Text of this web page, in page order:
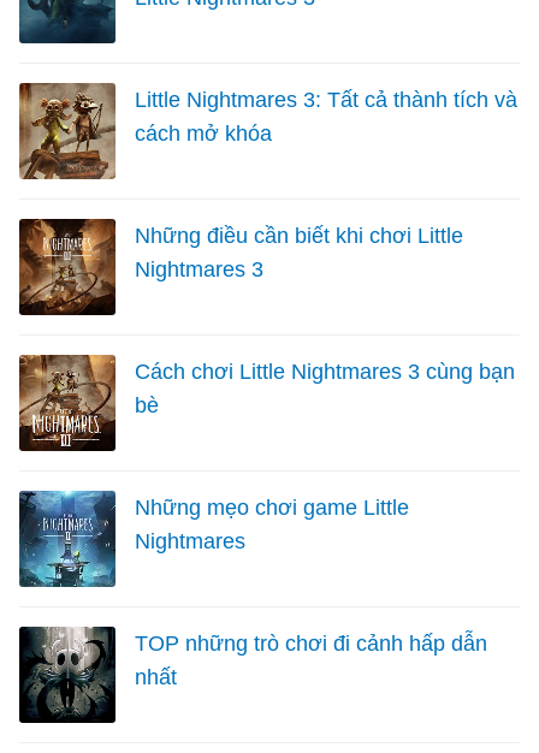
Little Nightmares 3: Tất cả thành tích và
cách mở khóa
Những điều cần biết khi chơi Little
Nightmares 3
Cách chơi Little Nightmares 3 cùng bạn
bè
Những mẹo chơi game Little
Nightmares
TOP những trò chơi đi cảnh hấp dẫn
nhất